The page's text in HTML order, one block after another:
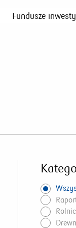
Fundusze